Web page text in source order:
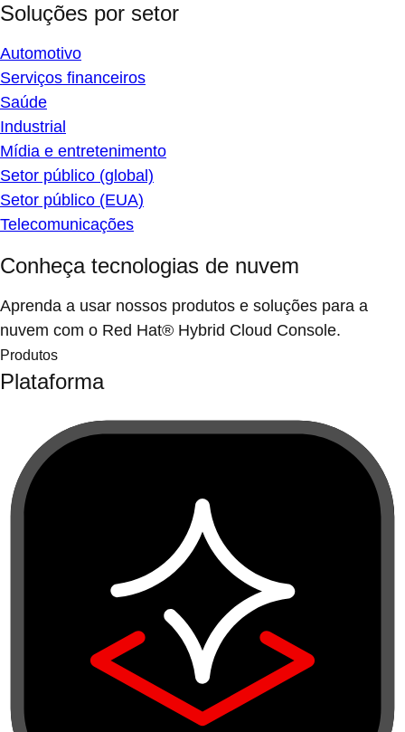
Soluções por setor
Automotivo
Serviços financeiros
Saúde
Industrial
Mídia e entretenimento
Setor público (global)
Setor público (EUA)
Telecomunicações
Conheça tecnologias de nuvem
Aprenda a usar nossos produtos e soluções para a
nuvem com o Red Hat® Hybrid Cloud Console.
Produtos
Plataforma